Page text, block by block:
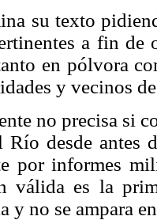
su texto
a fin de
en pólvora
y vecinos
no precisa si
Río desde
por informes
válida es la
y no se ampara